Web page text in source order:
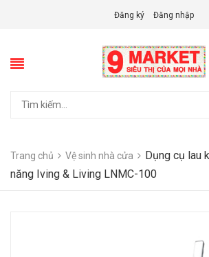
Đăng ký Đăng nhập
Trang chủ Vệ sinh nhà cửa
Dụng cụ lau
năng Iving & Living LNMC-100